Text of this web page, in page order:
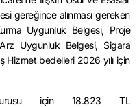
gereğince alınması gereken
Uygunluk Belgesi, Proje
Uygunluk Belgesi, Sigara
Hizmet bedelleri 2026 yılı için
için 18.823 TL